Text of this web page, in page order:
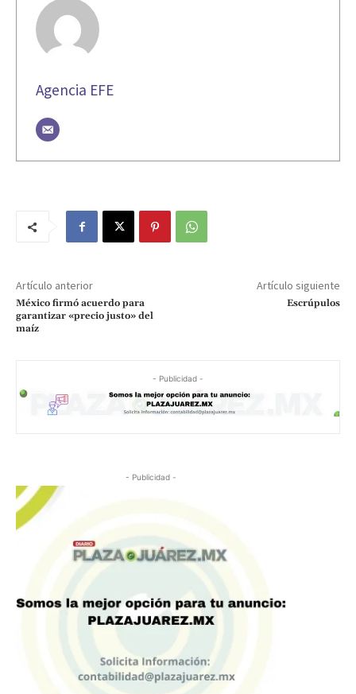
Agencia EFE
Artículo anterior
México firmó acuerdo para
garantizar «precio justo» del
maíz
Artículo siguiente
Escrúpulos
- Publicidad -
- Publicidad -